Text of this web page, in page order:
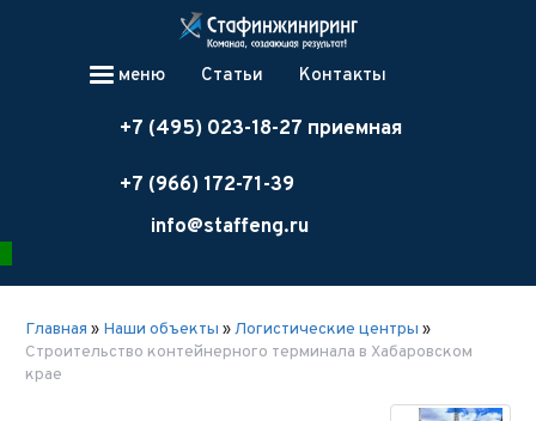
меню Статьи Контакты
+7 (495) 023-18-27 приемная
+7 (966) 172-71-39
info@staffeng.ru
Главная » Наши объекты »Логистические центры »
Строительство контейнерного терминала в Хабаровском
крае